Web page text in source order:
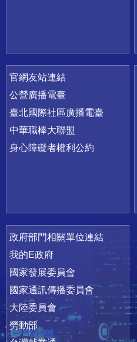
官網友站連結
公營廣播電臺
臺北國際社區廣播電臺
中華職棒大聯盟
身心障礙者權利公約
政府部門相關單位連結
我的E政府
國家發展委員會
國家通訊傳播委員會
大陸委員會
勞動部